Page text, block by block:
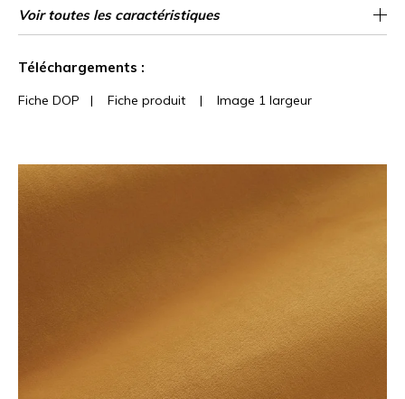
Hauteur Vendu au mètre
Poids g/m² 600
Description
produit
Velours uni sur intissé
Entretien Epongeable
Pose colle Encollage du mur
Dépose Arrachage à sec
Norme COV A+
ASTME84 Class A
Norme
euroclass
B s1 d0
Pays d'origine Italie
Voir toutes les caractéristiques
Téléchargements :
Fiche DOP | Fiche produit | Image 1 largeur